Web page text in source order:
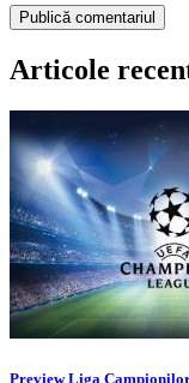
Articole
Preview Liga